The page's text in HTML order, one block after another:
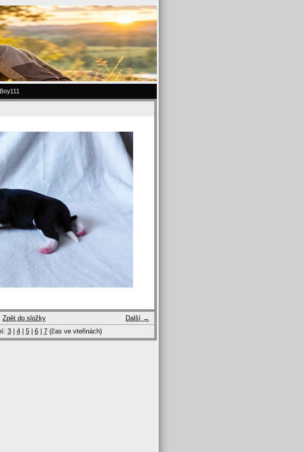
Boy111
Další →
Zpět do složky
3| 4| 5| 6| 7(čas ve vteřinách)